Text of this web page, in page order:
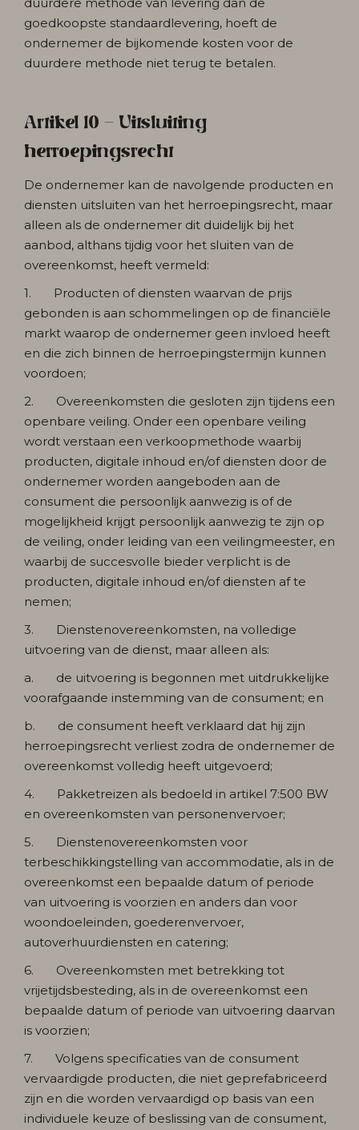
goedkoopste standaardlevering, hoeft de
ondernemer de bijkomende kosten voor de
duurdere methode niet terug te betalen.
Artikel 10 - Uitsluiting
herroepingsrecht
De ondernemer kan de navolgende producten en
diensten uitsluiten van het herroepingsrecht, maar
alleen als de ondernemer dit duidelijk bij het
aanbod, althans tijdig voor het sluiten van de
overeenkomst, heeft vermeld:
1. Producten of diensten waarvan de prijs
gebonden is aan schommelingen op de financiële
markt waarop de ondernemer geen invloed heeft
en die zich binnen de herroepingstermijn kunnen
voordoen;
2. Overeenkomsten die gesloten zijn tijdens een
openbare veiling. Onder een openbare veiling
wordt verstaan een verkoopmethode waarbij
producten, digitale inhoud en/of diensten door de
ondernemer worden aangeboden aan de
consument die persoonlijk aanwezig is of de
mogelijkheid krijgt persoonlijk aanwezig te zijn op
de veiling, onder leiding van een veilingmeester, en
waarbij de succesvolle bieder verplicht is de
producten, digitale inhoud en/of diensten af te
nemen;
3. Dienstenovereenkomsten, na volledige
uitvoering van de dienst, maar alleen als:
a. de uitvoering is begonnen met uitdrukkelijke
voorafgaande instemming van de consument; en
b. de consument heeft verklaard dat hij zijn
herroepingsrecht verliest zodra de ondernemer de
overeenkomst volledig heeft uitgevoerd;
4. Pakketreizen als bedoeld in artikel 7:500 BW
en overeenkomsten van personenvervoer;
5. Dienstenovereenkomsten voor
terbeschikkingstelling van accommodatie, als in de
overeenkomst een bepaalde datum of periode
van uitvoering is voorzien en anders dan voor
woondoeleinden, goederenvervoer,
autoverhuurdiensten en catering;
6. Overeenkomsten met betrekking tot
vrijetijdsbesteding, als in de overeenkomst een
bepaalde datum of periode van uitvoering daarvan
is voorzien;
7. Volgens specificaties van de consument
vervaardigde producten, die niet geprefabriceerd
zijn en die worden vervaardigd op basis van een
individuele keuze of beslissing van de consument,